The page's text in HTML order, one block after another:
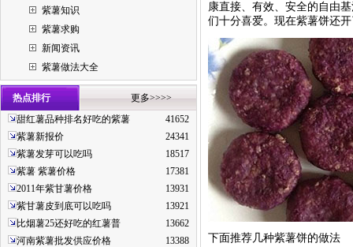
紫薯知识
紫薯求购
新闻资讯
紫薯做法大全
热点排行
更多>>>>
甜红薯品种排名好吃的紫薯
41652
紫薯新报价
24341
紫薯发芽可以吃吗
18517
紫薯 紫薯价格
17381
2011年紫甘薯价格
13931
紫甘薯皮到底可以吃吗
13921
比烟薯25还好吃的红薯普
13662
河南紫薯批发供应价格
13388
康直接、有效、安全的自由
们十分喜爱。现在紫薯饼还
下面推荐几种紫薯饼的做法